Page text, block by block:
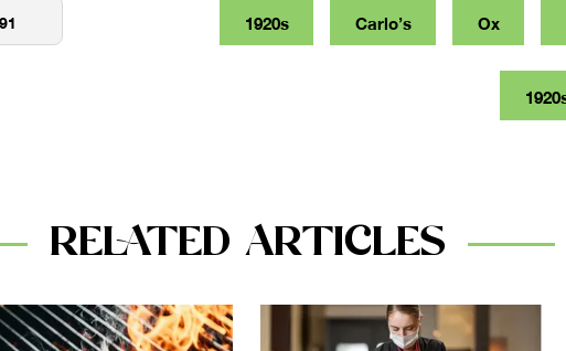
Ox
Carlo’s
1920s
RELATED ARTICLES